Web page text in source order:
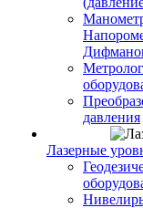
давления
Лазерные